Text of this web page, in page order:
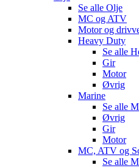
Se alle Olje
MC og ATV
Motor og
Heavy Duty
Se alle
Gir
Motor
Øvrig
Marine
Se alle
Øvrig
Gir
Motor
MC, ATV og
Se alle